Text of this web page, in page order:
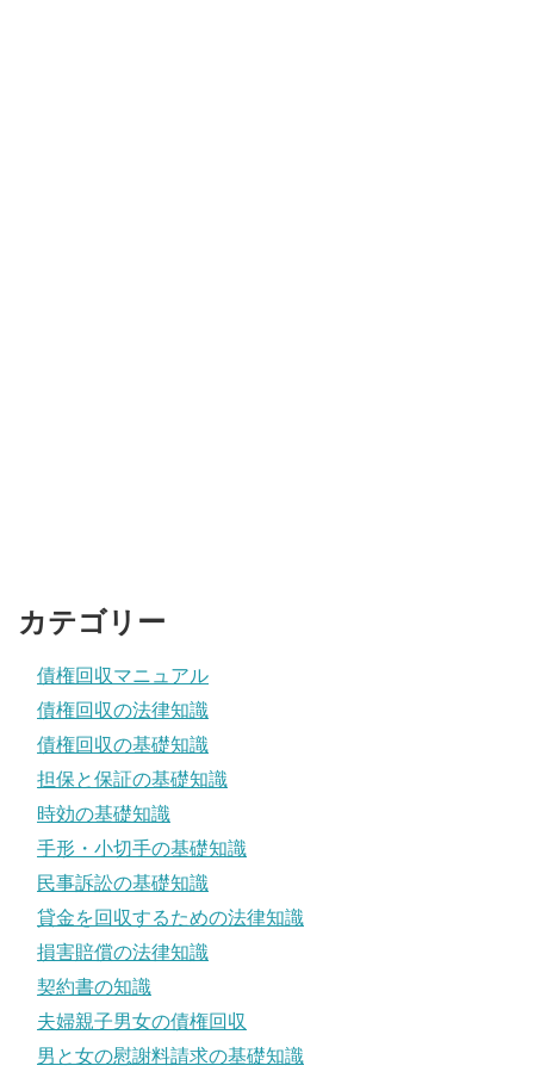
カテゴリー
債権回収マニュアル
債権回収の法律知識
債権回収の基礎知識
担保と保証の基礎知識
時効の基礎知識
手形・小切手の基礎知識
民事訴訟の基礎知識
貸金を回収するための法律知識
損害賠償の法律知識
契約書の知識
夫婦親子男女の債権回収
男と女の慰謝料請求の基礎知識